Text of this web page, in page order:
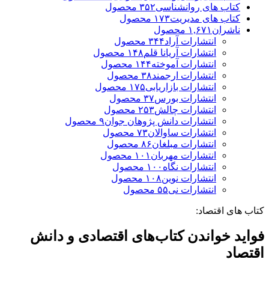
کتاب های روانشناسی۳۵۲ محصول
کتاب های مدیریت۱۷۳ محصول
ناشران ۱,۶۷۱ محصول
انتشارات آراد۳۴۴ محصول
انتشارات آریانا قلم۱۴۸ محصول
انتشارات آموخته۱۴۴ محصول
انتشارات ارجمند۳۸ محصول
انتشارات بازاریابی۱۷۵ محصول
انتشارات بورس۳۷ محصول
انتشارات چالش۲۵۳ محصول
انتشارات دانش پژوهان جوان۹ محصول
انتشارات ساوالان۷۳ محصول
انتشارات مبلغان۸۶ محصول
انتشارات مهربان ۱۰۱ محصول
انتشارات نگاه ۱۰۰ محصول
انتشارات نوین۱۰۸ محصول
انتشارات نی۵۵ محصول
کتاب های اقتصاد:
فواید خواندن کتاب‌های اقتصادی و دانش
اقتصاد